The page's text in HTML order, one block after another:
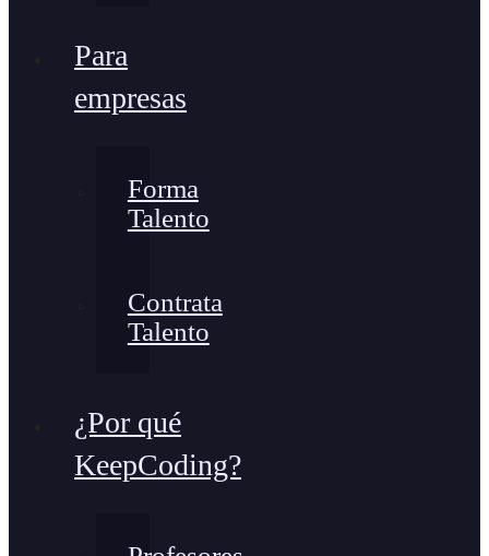
Para
empresas
Forma
Talento
Contrata
Talento
¿Por qué
KeepCoding?